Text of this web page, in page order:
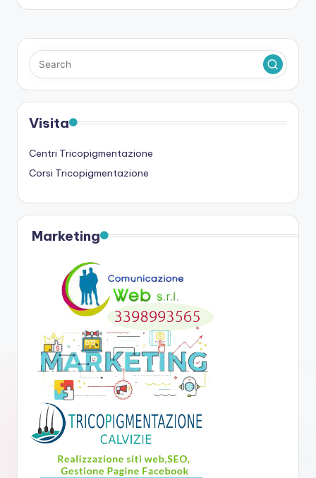
Visita
Centri Tricopigmentazione
Corsi Tricopigmentazione
Marketing